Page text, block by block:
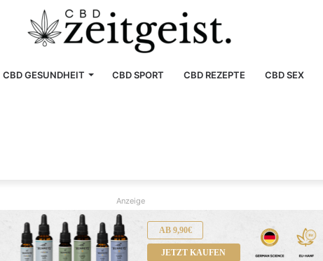
CBD GESUNDHEIT CBD SPORT CBD REZEPTE CBD SEX
Anzeige
AB 9,90€
JETZT KAUFEN